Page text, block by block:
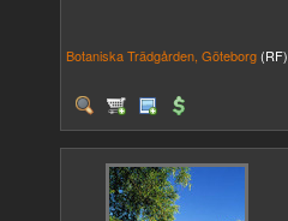
Botaniska Trädgården, Göteborg (RF)